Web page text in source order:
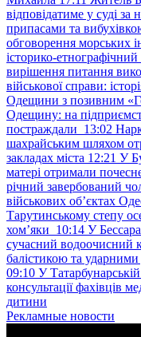
відповідатиме у суді
припасами та
обговорення морських
історико-
вирішення питання
військової справи:
Одещини з позивним
Одещину: на
постраждали 13:02
шахрайським шляхом
закладах міста 12:21 У
матері отримали
річний завербований
військових обʼєктах
Тарутинському степу
хом’яки 10:14 У
сучасний водоочисний
балістикою та
09:10 У
консультації фахівців
дитини
Рекламные новости